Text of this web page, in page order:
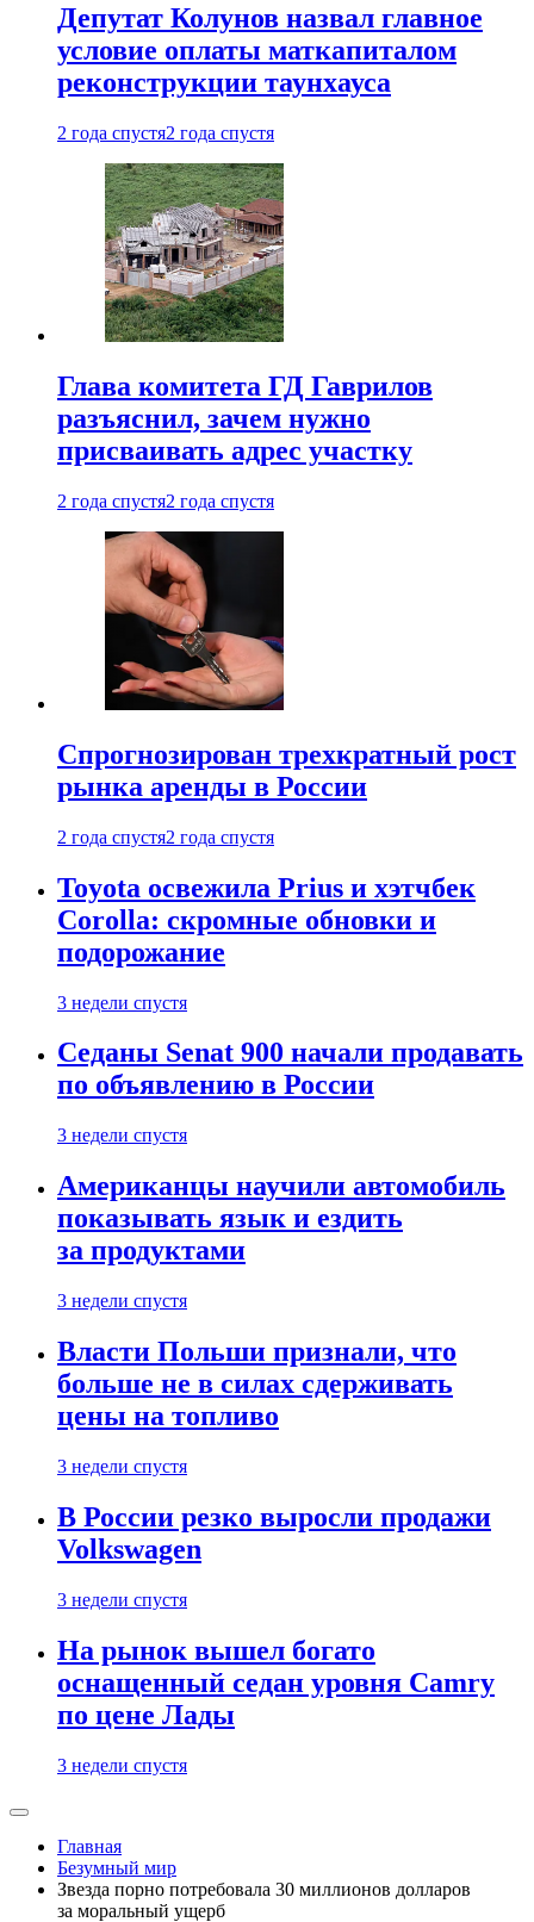
Депутат Колунов назвал главное
условие оплаты маткапиталом
реконструкции таунхауса
2 года спустя2 года спустя
Глава комитета ГД Гаврилов
разъяснил, зачем нужно
присваивать адрес участку
2 года спустя2 года спустя
Спрогнозирован трехкратный рост
рынка аренды в России
2 года спустя2 года спустя
Toyota освежила Prius и хэтчбек
Corolla: скромные обновки и
подорожание
3 недели спустя
Седаны Senat 900 начали продавать
по объявлению в России
3 недели спустя
Американцы научили автомобиль
показывать язык и ездить
за продуктами
3 недели спустя
Власти Польши признали, что
больше не в силах сдерживать
цены на топливо
3 недели спустя
В России резко выросли продажи
Volkswagen
3 недели спустя
На рынок вышел богато
оснащенный седан уровня Camry
по цене Лады
3 недели спустя
Главная
Безумный мир
Звезда порно потребовала 30 миллионов долларов
за моральный ущерб